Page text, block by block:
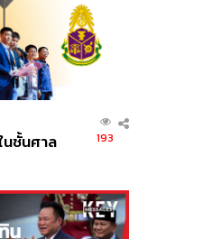
นชั้นศาล
193